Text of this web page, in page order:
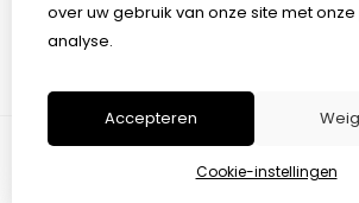
Algemene voorwaarden
Herroepingsrecht
over uw gebruik van onze site met
analyse.
Accepteren
Cookie-instellingen